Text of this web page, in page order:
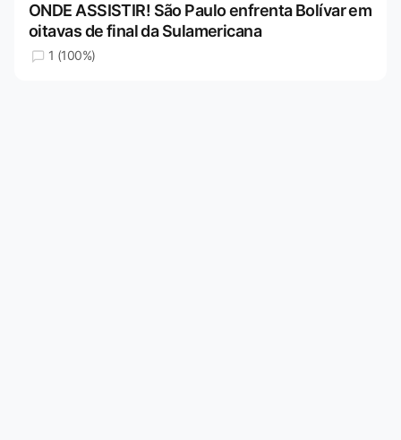
ONDE ASSISTIR! São Paulo enfrenta Bolívar em
oitavas de final da Sulamericana
1 (100%)